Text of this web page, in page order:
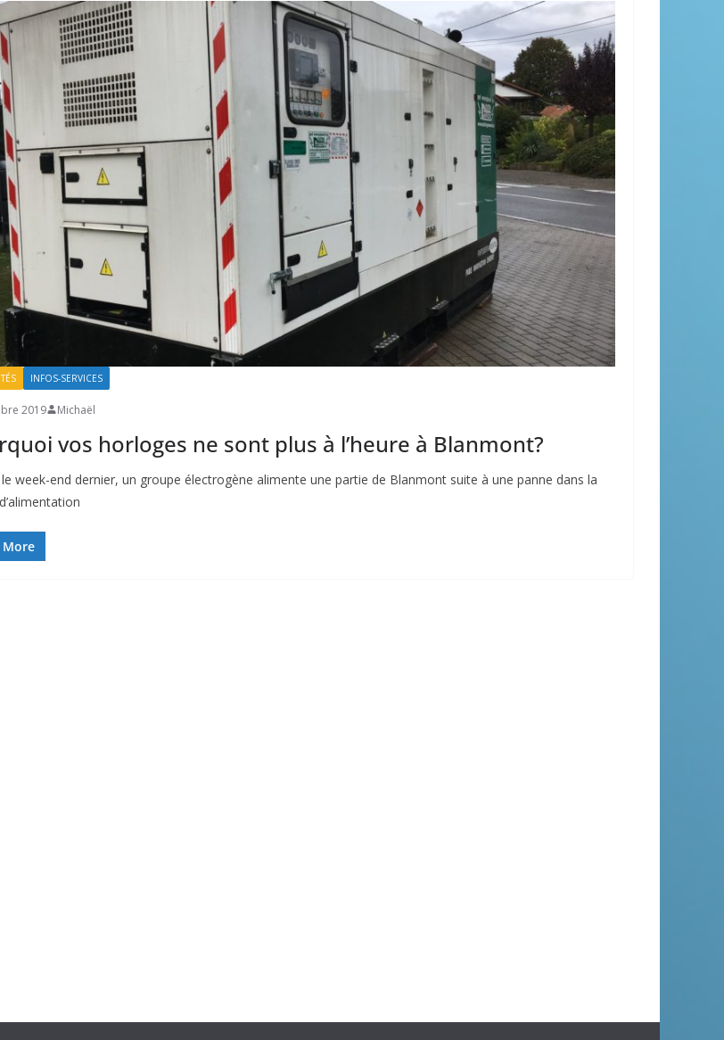
INFOS-SERVICES
2019 Michaël
vos horloges ne sont plus à l’heure à Blanmont?
week-end dernier, un groupe électrogène alimente une partie de Blanmont suite à une panne dans la
More